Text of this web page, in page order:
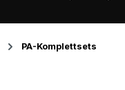
PA-Komplettsets